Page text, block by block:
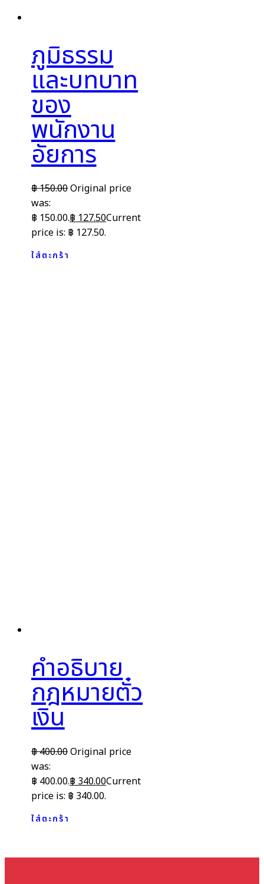
ภูมิธรรม
และบทบาท
ของ
พนักงาน
อัยการ
฿150.00Original price
was:
฿ 150.00.฿127.50Current
price is: ฿ 127.50.
ใส่ตะกร้า
คำอธิบาย
กฎหมายตั๋ว
เงิน
฿400.00Original price
was:
฿ 400.00.฿ 340.00Current
price is: ฿ 340.00.
ใส่ตะกร้า